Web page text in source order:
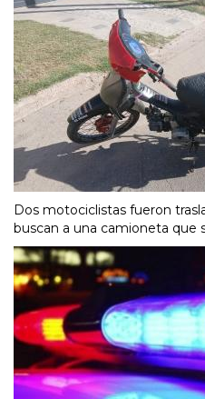
Dos motociclistas fueron
buscan a una camioneta que